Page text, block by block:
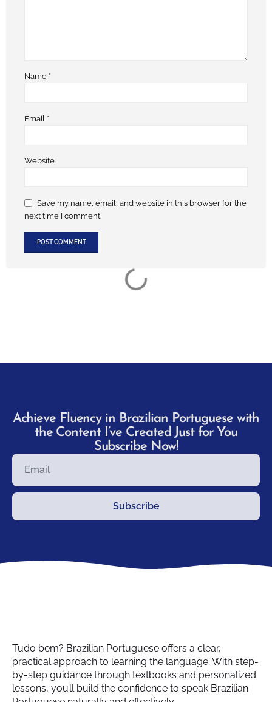
Name *
Email *
Website
Save my name, email, and website in this browser for the
next time I comment.
Achieve Fluency in Brazilian Portuguese with
the Content I’ve Created Just for You
Subscribe Now!
Subscribe
Tudo bem? Brazilian Portuguese offers a clear,
practical approach to learning the language. With step-
by-step guidance through textbooks and personalized
lessons, you’ll build the confidence to speak Brazilian